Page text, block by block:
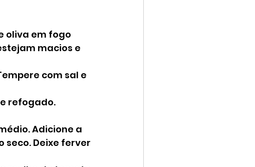
oliva em fogo
macios e
com sal e
refogado.
Adicione a
seco. Deixe ferver